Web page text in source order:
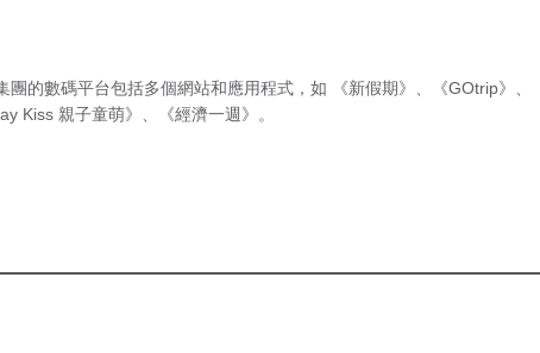
團的數碼平台包括多個網站和應用程式，如 《新假期》 《GOtrip》
Kiss 親子童萌》
《經濟一週》 。